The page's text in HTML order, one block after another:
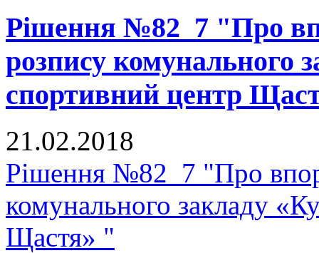
Рішення №82_7 "Про
розпису комунального
спортивний центр
21.02.2018
Рішення №82_7 "Про
комунального закладу
Щастя» "